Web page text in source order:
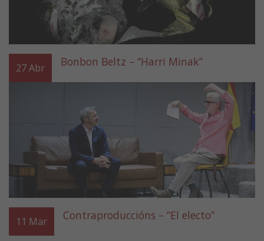
27Abr Bonbon Beltz – “Harri Minak”
11 Mar Contraproduccións – “El electo”